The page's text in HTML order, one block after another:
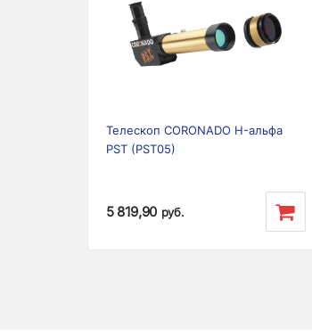
Previous
Телескоп CORONADO H-альфа
PST (PST05)
5 819,90 руб.